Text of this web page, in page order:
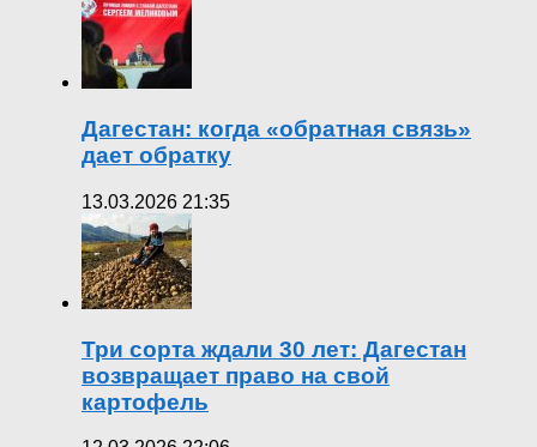
Дагестан: когда «обратная связь»
дает обратку
13.03.2026 21:35
Три сорта ждали 30 лет: Дагестан
возвращает право на свой
картофель